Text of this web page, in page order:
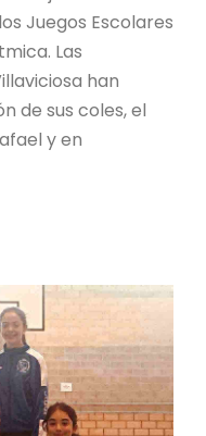
Juegos Escolares
Las
han
de sus coles, el
y en